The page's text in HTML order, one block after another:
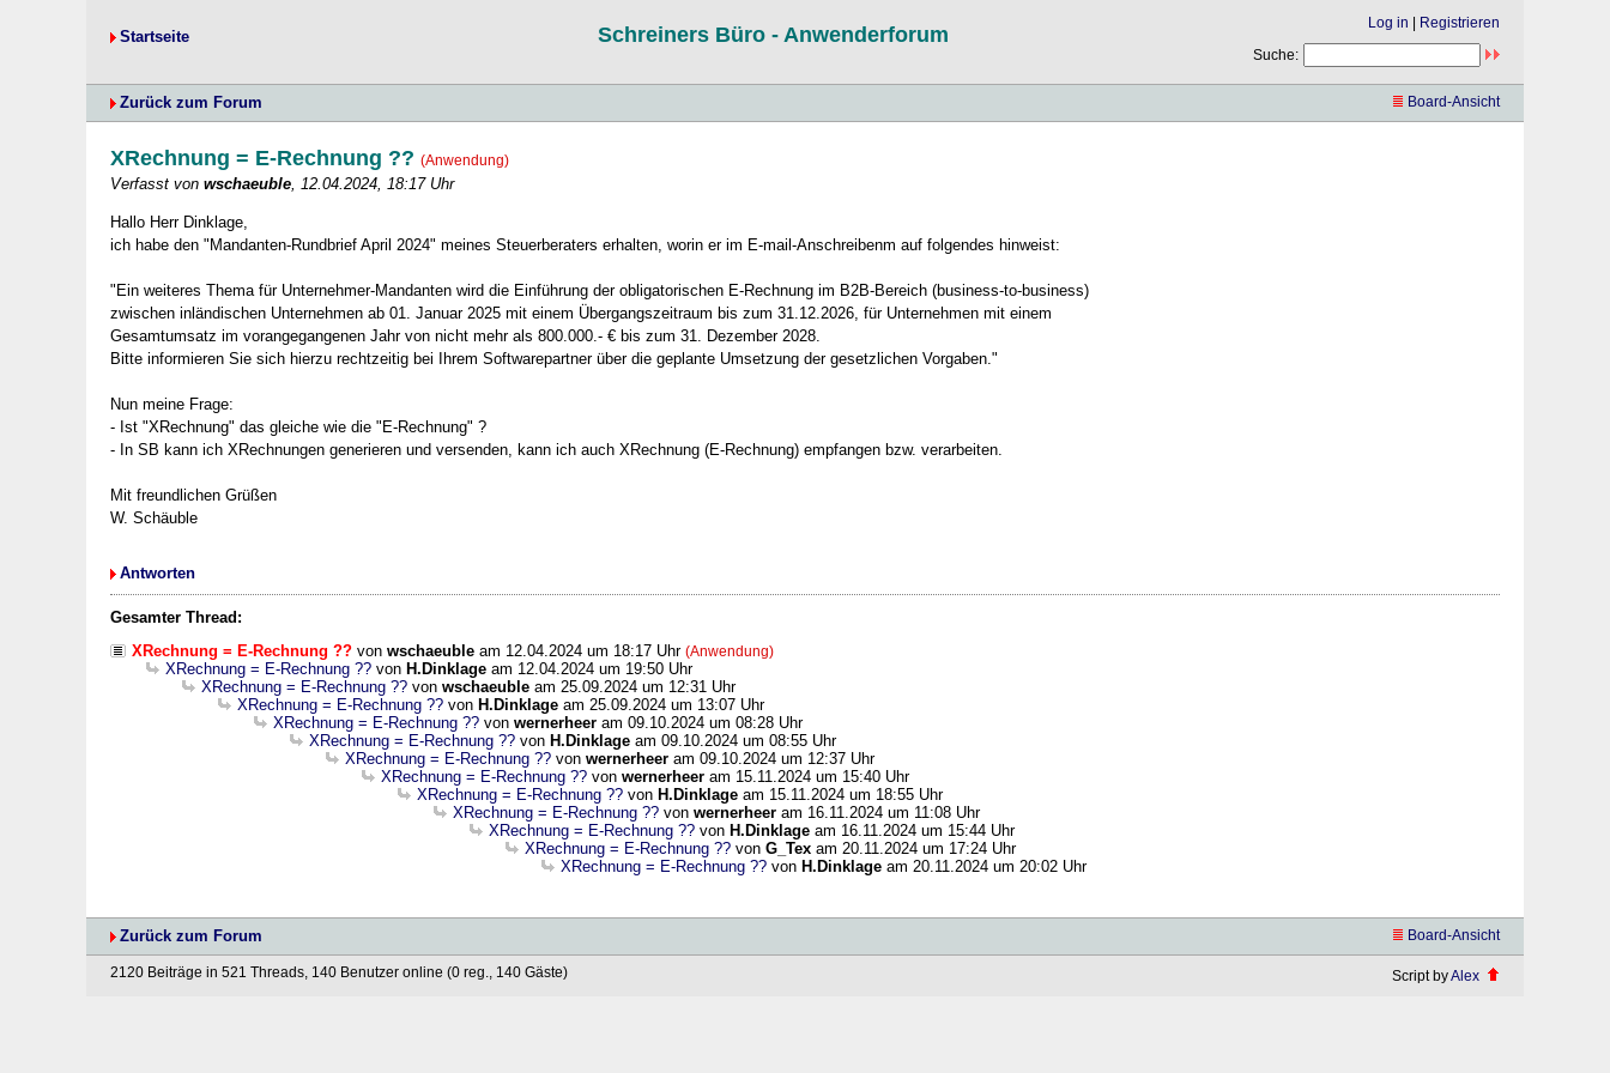
Startseite Schreiners Büro - Anwenderforum Log in
Registrieren
Suche:
Zurück zum Forum Board-Ansicht
XRechnung = E-Rechnung ?? (Anwendung)
Verfasst von wschaeuble, 12.04.2024, 18:17 Uhr
Hallo Herr Dinklage,
ich habe den "Mandanten-Rundbrief April 2024" meines Steuerberaters erhalten, worin er im E-mail-Anschreibenm auf folgendes hinweist:
"Ein weiteres Thema für Unternehmer-Mandanten wird die Einführung der obligatorischen E-Rechnung im B2B-Bereich (business-to-business)
zwischen inländischen Unternehmen ab 01. Januar 2025 mit einem Übergangszeitraum bis zum 31.12.2026, für Unternehmen mit einem
Gesamtumsatz im vorangegangenen Jahr von nicht mehr als 800.000.- € bis zum 31. Dezember 2028.
Bitte informieren Sie sich hierzu rechtzeitig bei Ihrem Softwarepartner über die geplante Umsetzung der gesetzlichen Vorgaben."
Nun meine Frage:
- Ist "XRechnung" das gleiche wie die "E-Rechnung" ?
- In SB kann ich XRechnungen generieren und versenden, kann ich auch XRechnung (E-Rechnung) empfangen bzw. verarbeiten.
Mit freundlichen Grüßen
W. Schäuble
Antworten
Gesamter Thread:
XRechnung = E-Rechnung ?? von wschaeuble am 12.04.2024 um 18:17 Uhr (Anwendung)
XRechnung = E-Rechnung ?? von H.Dinklage am 12.04.2024 um 19:50 Uhr
XRechnung = E-Rechnung ?? von wschaeuble am 25.09.2024 um 12:31 Uhr
XRechnung = E-Rechnung ?? von H.Dinklage am 25.09.2024 um 13:07 Uhr
XRechnung = E-Rechnung ?? von wernerheer am 09.10.2024 um 08:28 Uhr
XRechnung = E-Rechnung ?? von H.Dinklage am 09.10.2024 um 08:55 Uhr
XRechnung = E-Rechnung ?? von wernerheer am 09.10.2024 um 12:37 Uhr
XRechnung = E-Rechnung ?? von wernerheer am 15.11.2024 um 15:40 Uhr
XRechnung = E-Rechnung ?? von H.Dinklage am 15.11.2024 um 18:55 Uhr
XRechnung = E-Rechnung ?? von wernerheer am 16.11.2024 um 11:08 Uhr
XRechnung = E-Rechnung ?? von H.Dinklage am 16.11.2024 um 15:44 Uhr
XRechnung = E-Rechnung ?? von G_Tex am 20.11.2024 um 17:24 Uhr
XRechnung = E-Rechnung ?? von H.Dinklage am 20.11.2024 um 20:02 Uhr
Zurück zum Forum Board-Ansicht
2120 Beiträge in 521 Threads, 140 Benutzer online (0 reg., 140 Gäste) Script byAlex